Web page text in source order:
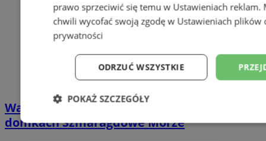
Wakacyjny wypoczynek nad Bałtykiem w
domkach Szmaragdowe Morze
prawo sprzeciwić się temu w Ustawieniach reklam.
chwili wycofać swoją zgodę w Ustawieniach plików
prywatności
ODRZUĆ WSZYSTKIE
POKAŻ SZCZEGÓŁY
Niezbędne Wydajność